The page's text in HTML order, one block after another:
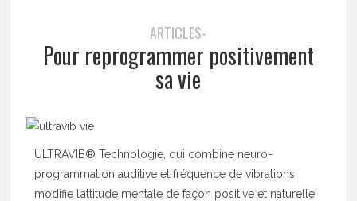
ARTICLES-
Pour reprogrammer positivement
sa vie
ULTRAVIB® Technologie, qui combine neuro-
programmation auditive et fréquence de vibrations,
modifie l’attitude mentale de façon positive et naturelle